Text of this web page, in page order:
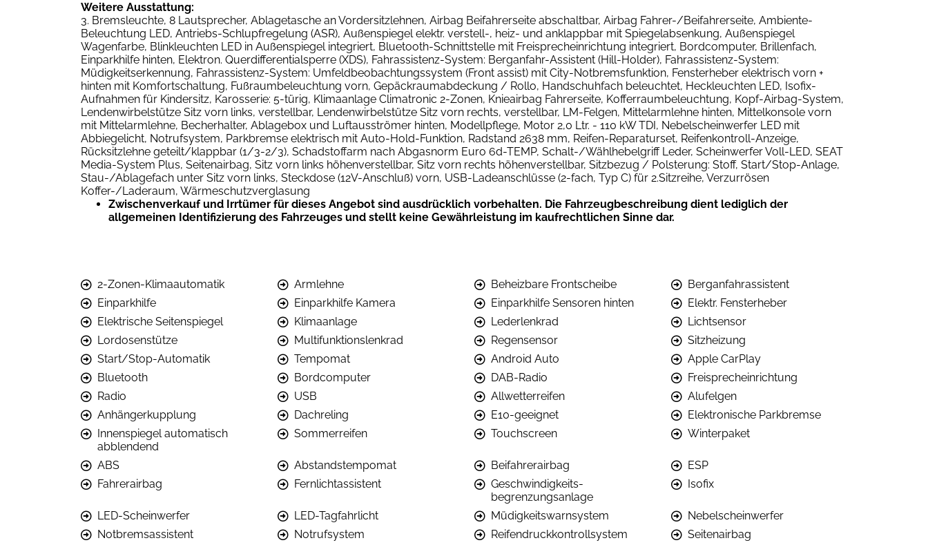
Weitere Ausstattung:
3. Bremsleuchte, 8 Lautsprecher, Ablagetasche an Vordersitzlehnen, Airbag Beifahrerseite abschaltbar, Airbag Fahrer-/Beifahrerseite, Ambiente-
Beleuchtung LED, Antriebs-Schlupfregelung (ASR), Außenspiegel elektr. verstell-, heiz- und anklappbar mit Spiegelabsenkung, Außenspiegel
Wagenfarbe, Blinkleuchten LED in Außenspiegel integriert, Bluetooth-Schnittstelle mit Freisprecheinrichtung integriert, Bordcomputer, Brillenfach,
Einparkhilfe hinten, Elektron. Querdifferentialsperre (XDS), Fahrassistenz-System: Berganfahr-Assistent (Hill-Holder), Fahrassistenz-System:
Müdigkeitserkennung, Fahrassistenz-System: Umfeldbeobachtungssystem (Front assist) mit City-Notbremsfunktion, Fensterheber elektrisch vorn +
hinten mit Komfortschaltung, Fußraumbeleuchtung vorn, Gepäckraumabdeckung / Rollo, Handschuhfach beleuchtet, Heckleuchten LED, Isofix-
Aufnahmen für Kindersitz, Karosserie: 5-türig, Klimaanlage Climatronic 2-Zonen, Knieairbag Fahrerseite, Kofferraumbeleuchtung, Kopf-Airbag-System,
Lendenwirbelstütze Sitz vorn links, verstellbar, Lendenwirbelstütze Sitz vorn rechts, verstellbar, LM-Felgen, Mittelarmlehne hinten, Mittelkonsole vorn
mit Mittelarmlehne, Becherhalter, Ablagebox und Luftausströmer hinten, Modellpflege, Motor 2,0 Ltr. - 110 kW TDI, Nebelscheinwerfer LED mit
Abbiegelicht, Notrufsystem, Parkbremse elektrisch mit Auto-Hold-Funktion, Radstand 2638 mm, Reifen-Reparaturset, Reifenkontroll-Anzeige,
Rücksitzlehne geteilt/klappbar (1/3-2/3), Schadstoffarm nach Abgasnorm Euro 6d-TEMP, Schalt-/Wählhebelgriff Leder, Scheinwerfer Voll-LED, SEAT
Media-System Plus, Seitenairbag, Sitz vorn links höhenverstellbar, Sitz vorn rechts höhenverstellbar, Sitzbezug / Polsterung: Stoff, Start/Stop-Anlage,
Stau-/Ablagefach unter Sitz vorn links, Steckdose (12V-Anschluß) vorn, USB-Ladeanschlüsse (2-fach, Typ C) für 2.Sitzreihe, Verzurrösen
Koffer-/Laderaum, Wärmeschutzverglasung
Zwischenverkauf und Irrtümer für dieses Angebot sind ausdrücklich vorbehalten. Die Fahrzeugbeschreibung dient lediglich der
allgemeinen Identifizierung des Fahrzeuges und stellt keine Gewährleistung im kaufrechtlichen Sinne dar.
2-Zonen-Klimaautomatik Armlehne Beheizbare Frontscheibe
Berganfahrassistent
Einparkhilfe
Einparkhilfe Kamera Einparkhilfe Sensoren hinten
Elektr. Fensterheber
Elektrische Seitenspiegel
Klimaanlage Lederlenkrad
Lichtsensor
Lordosenstütze
Multifunktionslenkrad Regensensor
Sitzheizung
Start/Stop-Automatik
Tempomat Android Auto
Apple CarPlay
Bluetooth
Bordcomputer DAB-Radio
Freisprecheinrichtung
Radio
USB Allwetterreifen
Alufelgen
Anhängerkupplung
Dachreling E10-geeignet
Elektronische Parkbremse
Innenspiegel automatisch
abblendend
Sommerreifen Touchscreen Winterpaket
ABS Abstandstempomat Beifahrerairbag
ESP
Fahrerairbag
Fernlichtassistent
Geschwindigkeits-
begrenzungsanlage
Isofix
LED-Scheinwerfer LED-Tagfahrlicht Müdigkeitswarnsystem
Nebelscheinwerfer
Notbremsassistent
Notrufsystem Reifendruckkontrollsystem
Seitenairbag